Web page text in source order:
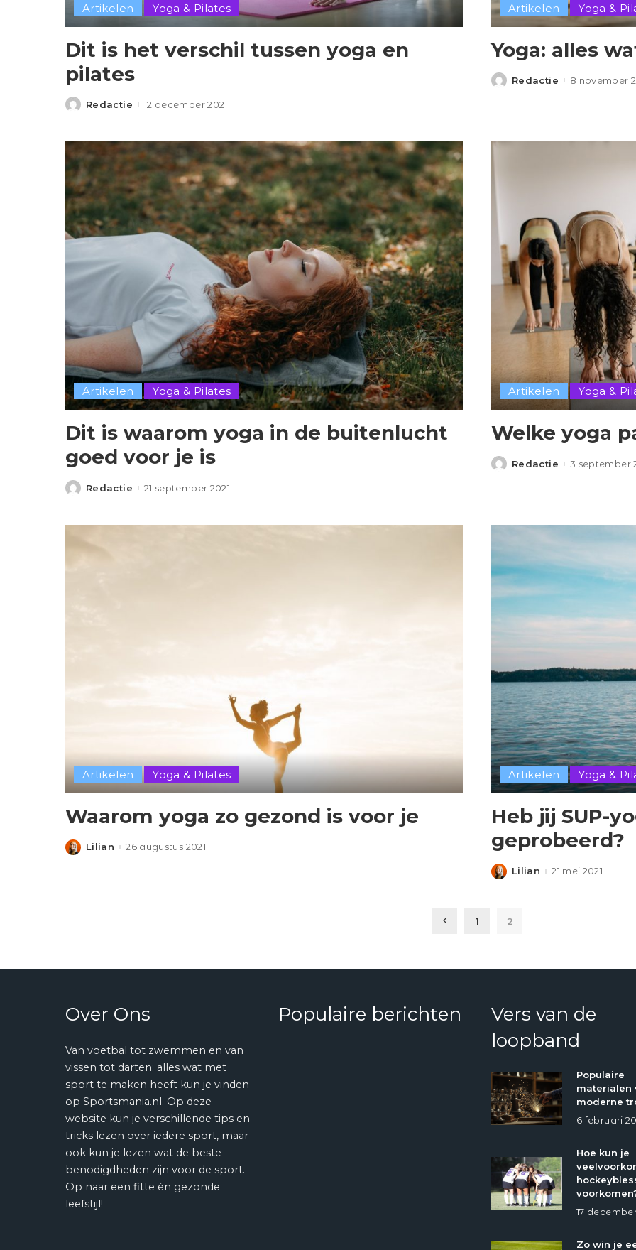
Artikelen Yoga & Pilates
Dit is het verschil tussen yoga en
pilates
PostedRedactie 12 december 2021
Artikelen Yoga &
Yoga: alles
PostedRedactie 8 november
Artikelen Yoga & Pilates
Dit is waarom yoga in de buitenlucht
goed voor je is
PostedRedactie 21 september 2021
Artikelen Yoga &
Welke yoga
PostedRedactie 3 september
Artikelen Yoga & Pilates
Waarom yoga zo gezond is voor je
Posted
Lilian 26 augustus 2021
Artikelen Yoga &
Heb jij SUP-
geprobeerd?
Posted
Lilian 21 mei 2021
1 2
Over Ons
Van voetbal tot zwemmen en van
vissen tot darten: alles wat met
sport te maken heeft kun je vinden
op Sportsmania.nl. Op deze
website kun je verschillende tips en
tricks lezen over iedere sport, maar
ook kun je lezen wat de beste
benodigdheden zijn voor de sport.
Op naar een fitte én gezonde
leefstijl!
Populaire berichten
Vers van de
loopband
Populaire
materialen
moderne
6 februari
Hoe kun je
17
Zo win je